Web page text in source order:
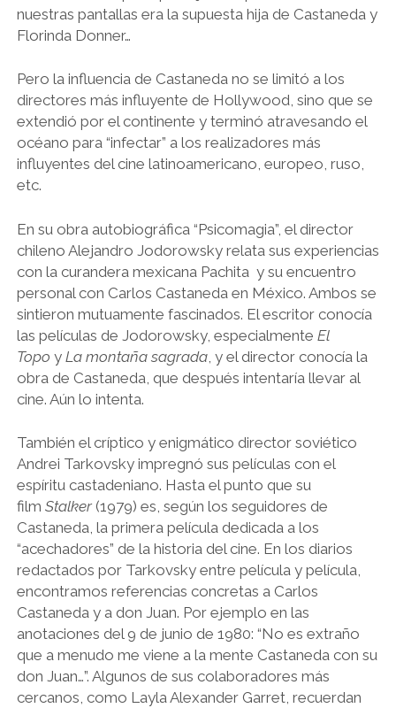
nuestras pantallas era la supuesta hija de Castaneda y
Florinda Donner…
Pero la influencia de Castaneda no se limitó a los
directores más influyente de Hollywood, sino que se
extendió por el continente y terminó atravesando el
océano para “infectar” a los realizadores más
influyentes del cine latinoamericano, europeo, ruso,
etc.
En su obra autobiográfica “Psicomagia”, el director
chileno Alejandro Jodorowsky relata sus experiencias
con la curandera mexicana Pachita y su encuentro
personal con Carlos Castaneda en México. Ambos se
sintieron mutuamente fascinados. El escritor conocía
las películas de Jodorowsky, especialmente El
Topo y La montaña sagrada, y el director conocía la
obra de Castaneda, que después intentaría llevar al
cine. Aún lo intenta.
También el críptico y enigmático director soviético
Andrei Tarkovsky impregnó sus películas con el
espíritu castadeniano. Hasta el punto que su
film Stalker(1979) es, según los seguidores de
Castaneda, la primera película dedicada a los
“acechadores” de la historia del cine. En los diarios
redactados por Tarkovsky entre película y película,
encontramos referencias concretas a Carlos
Castaneda y a don Juan. Por ejemplo en las
anotaciones del 9 de junio de 1980: “No es extraño
que a menudo me viene a la mente Castaneda con su
don Juan…”. Algunos de sus colaboradores más
cercanos, como Layla Alexander Garret, recuerdan